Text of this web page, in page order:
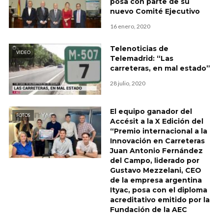
nuevo Comité Ejecutivo
16 enero, 2020
VIDEO
Telenoticias de
Telemadrid: “Las
carreteras, en mal estado”
28 julio, 2020
FOTOS
El equipo ganador del
Accésit a la X Edición del
“Premio internacional a la
Innovación en Carreteras
Juan Antonio Fernández
del Campo, liderado por
Gustavo Mezzelani, CEO
de la empresa argentina
Ityac, posa con el diploma
acreditativo emitido por la
Fundación de la AEC